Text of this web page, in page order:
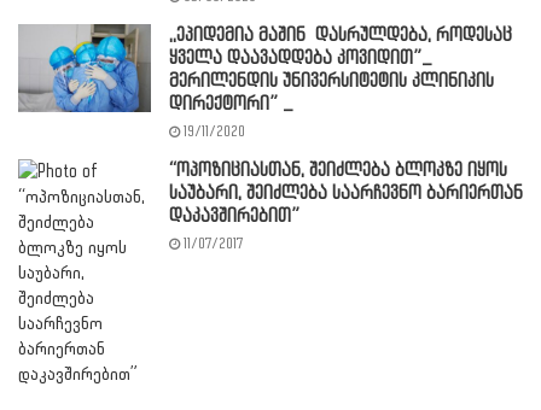
,,ეპიდემია მაშინ დასრულდება, როდესაც
ყველა დაავადდება კოვიდით”_
მერილენდის უნივერსიტეტის კლინიკის
დირექტორი” _
19/11/2020
“ოპოზიციასთან, შეიძლება ბლოკზე იყოს
საუბარი, შეიძლება საარჩევნო ბარიერთან
დაკავშირებით”
11/07/2017